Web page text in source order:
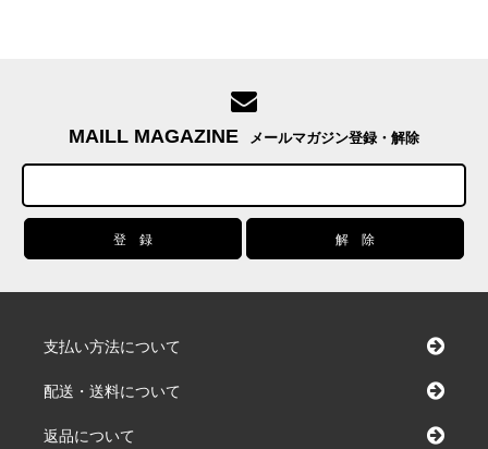
MAILL MAGAZINE メールマガジン登録・解除
支払い方法について
配送・送料について
返品について